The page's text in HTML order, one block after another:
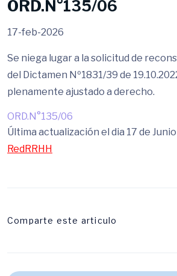
ORD.N°135/06
17-feb-2026
Se niega lugar a la solicitud de
del Dictamen Nº1831/39 de
plenamente ajustado a derecho.
ORD.N°135/06
Última actualización el dia 17 de
RedRRHH
Comparte este articulo